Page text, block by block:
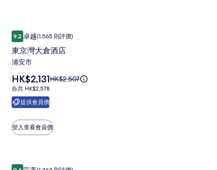
園
酒
店
相
片
集
關
準
詳
東
京
灣
大
倉
酒
店
相
片
9.29.2 分 (滿分為 10 分)，卓越，(1,565 則評價)
卓越(1,565 則評價)
東京灣大倉酒店
浦安市
提供會員價
價
格
為
HK$2,131
HK$2,131原
價
更
多
準
HK$2,507
合
共
HK$2,578
合共 HK$2,578
東京灣大倉酒店
登入查看會員價
東
東京灣凱悅酒店